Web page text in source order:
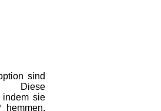
sind
Diese
indem sie
hemmen.